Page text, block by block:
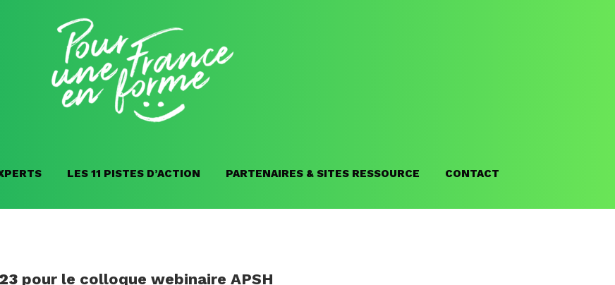
LES 11 PISTES D’ACTION PARTENAIRES & SITES RESSOURCE CONTACT
pour le colloque webinaire APSH